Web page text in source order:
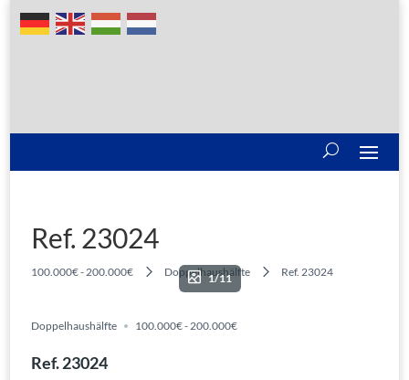
Ref. 23024
100.000€ - 200.000€ Doppelhaushälfte Ref. 23024
1/11
Doppelhaushälfte 100.000€ - 200.000€
Ref. 23024